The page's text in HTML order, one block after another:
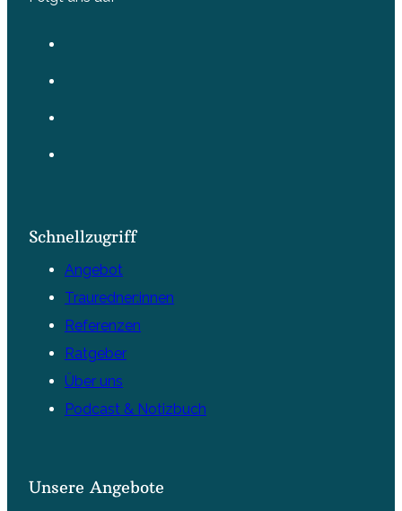
Schnellzugriff
Angebot
Trauredner:innen
Referenzen
Ratgeber
Über uns
Podcast & Notizbuch
Unsere Angebote